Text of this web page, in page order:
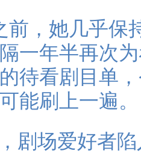
前，她几乎保
一年半再次
待看剧目单
能刷上一遍。
剧场爱好者